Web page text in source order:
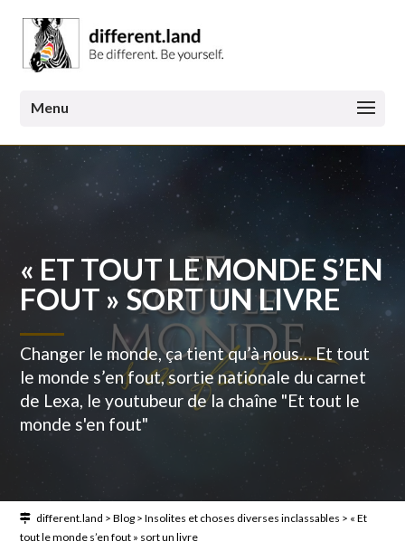
« ET TOUT LE MONDE S’EN
FOUT » SORT UN LIVRE
Changer le monde, ça tient qu’à nous… Et tout
le monde s’en fout, sortie nationale du carnet
de Lexa, le youtubeur de la chaîne "Et tout le
monde s'en fout"
different.land >Blog >Insolites et choses diverses inclassables > « Et
tout le monde s’en fout » sort un livre